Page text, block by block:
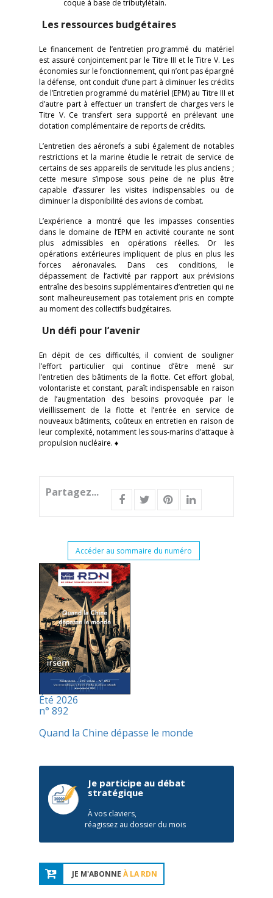
coque à base de tributylétain.
Les ressources budgétaires
Le financement de l’entretien programmé du matériel
est assuré conjointement par le Titre III et le Titre V. Les
économies sur le fonctionnement, qui n’ont pas épargné
la défense, ont conduit d’une part à diminuer les crédits
de l’Entretien programmé du matériel (EPM) au Titre III et
d’autre part à effectuer un transfert de charges vers le
Titre V. Ce transfert sera supporté en prélevant une
dotation complémentaire de reports de crédits.
L’entretien des aéronefs a subi également de notables
restrictions et la marine étudie le retrait de service de
certains de ses appareils de servitude les plus anciens ;
cette mesure s’impose sous peine de ne plus être
capable d’assurer les visites indispensables ou de
diminuer la disponibilité des avions de combat.
L’expérience a montré que les impasses consenties
dans le domaine de l’EPM en activité courante ne sont
plus admissibles en opérations réelles. Or les
opérations extérieures impliquent de plus en plus les
forces aéronavales. Dans ces conditions, le
dépassement de l’activité par rapport aux prévisions
entraîne des besoins supplémentaires d’entretien qui ne
sont malheureusement pas totalement pris en compte
au moment des collectifs budgétaires.
Un défi pour l’avenir
En dépit de ces difficultés, il convient de souligner
l’effort particulier qui continue d’être mené sur
l’entretien des bâtiments de la flotte. Cet effort global,
volontariste et constant, paraît indispensable en raison
de l’augmentation des besoins provoquée par le
vieillissement de la flotte et l’entrée en service de
nouveaux bâtiments, coûteux en entretien en raison de
leur complexité, notamment les sous-marins d’attaque à
propulsion nucléaire. ♦
Partagez...
Accéder au sommaire du numéro
Été 2026
n° 892
Quand la Chine dépasse le monde
Je participe au débat
stratégique
À vos claviers,
réagissez au dossier du mois
JE M'ABONNE À LA RDN